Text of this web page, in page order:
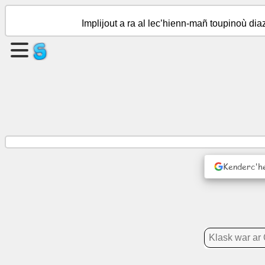
Krouiñ
Implijout a ra al lec’hienn-mañ toupinoù